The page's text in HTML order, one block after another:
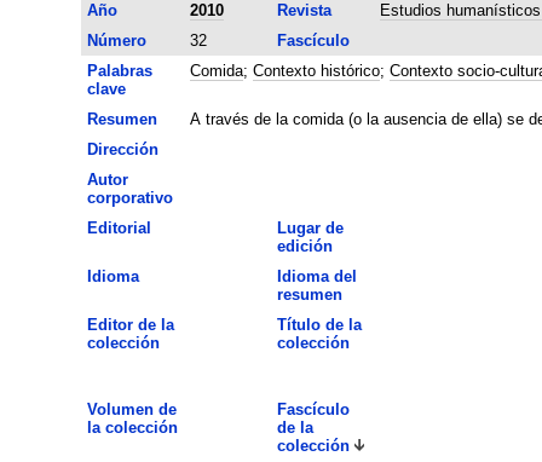
Año
2010 Revista
Estudios
Número
32
Fascículo
Palabras
clave
Comida; Contexto histórico; Contexto socio-
Resumen
A través de la comida (o la ausencia de ella) se
Dirección
Autor
corporativo
Editorial
Lugar de
edición
Idioma
Idioma del
resumen
Editor de la
colección
Título de la
colección
Volumen de
la colección
Fascículo
de la
colección